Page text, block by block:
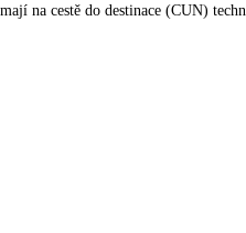
na cestě do destinace (CUN)